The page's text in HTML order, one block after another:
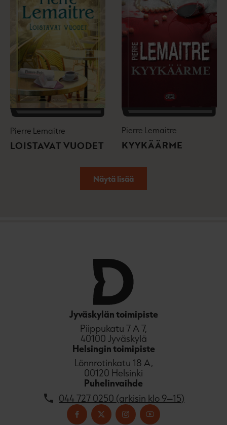
Pierre Lemaitre
LOISTAVAT VUODET
Pierre Lemaitre
KYYKÄÄRME
Näytä lisää
Jyväskylän toimipiste
Piippukatu 7 A 7,
40100 Jyväskylä
Helsingin toimipiste
Lönnrotinkatu 18 A,
00120 Helsinki
Puhelinvaihde
044 727 0250 (arkisin klo 9–15)